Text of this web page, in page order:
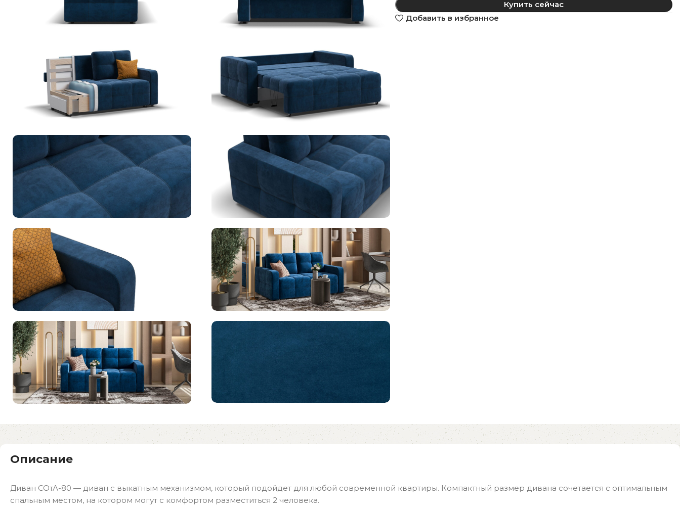
Купить сейчас
Добавить в избранное
Описание
Диван СОтА-80 — диван с выкатным механизмом, который подойдет для любой современной квартиры. Компактный размер дивана сочетается с оптимальным
спальным местом, на котором могут с комфортом разместиться 2 человека.